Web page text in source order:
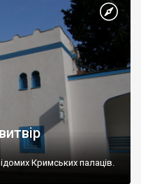
Кримських палаців.